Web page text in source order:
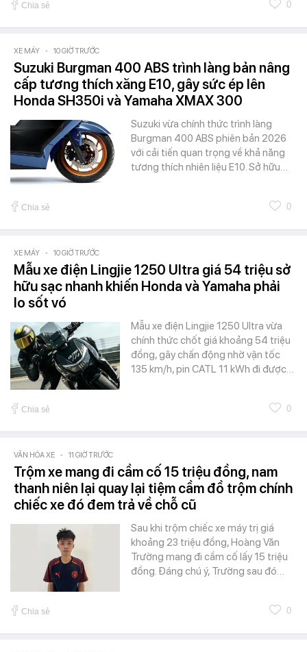
Chia sẻ 0
XE MÁY - 10 GIỜ TRƯỚC
Suzuki Burgman 400 ABS trình làng bản nâng
cấp tương thích xăng E10, gây sức ép lên
Honda SH350i và Yamaha XMAX 300
Suzuki vừa chính thức trình làng
Burgman 400 ABS phiên bản 2026
với cải tiến quan trọng về khả năng
tương thích nhiên liệu E10. Sở hữu…
Chia sẻ 0
XE MÁY - 10 GIỜ TRƯỚC
Mẫu xe điện Lingjie 1250 Ultra giá 54 triệu sở
hữu sạc nhanh khiến Honda và Yamaha phải
lo sốt vó
Mẫu xe điện Lingjie 1250 Ultra vừa
chính thức chốt giá khoảng 54 triệu
đồng, gây chấn động nhờ vận tốc
135 km/h, pin CATL 11 kWh đi được…
Chia sẻ 0
VĂN HÓA XE - 11 GIỜ TRƯỚC
Trộm xe mang đi cầm cố 15 triệu đồng, nam
thanh niên lại quay lại tiệm cầm đồ trộm chính
chiếc xe đó đem trả về chỗ cũ
Sau khi trộm chiếc xe máy trị giá
khoảng 23 triệu đồng, Hoàng Văn
Trường mang đi cầm cố lấy 15 triệu
đồng. Đáng chú ý, Trường sau đó…
Chia sẻ 0